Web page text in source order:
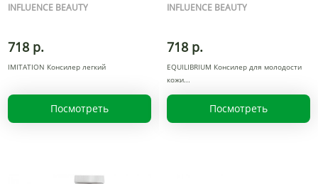
INFLUENCE BEAUTY
718 р.
IMITATION Консилер легкий
Посмотреть
INFLUENCE BEAUTY
718 р.
EQUILIBRIUM Консилер для молодости
кожи
Посмотреть